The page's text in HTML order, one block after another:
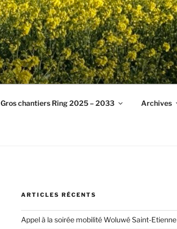
Gros chantiers Ring 2025 – 2033 Archives
ARTICLES RÉCENTS
Appel à la soirée mobilité Woluwé Saint-Etienne